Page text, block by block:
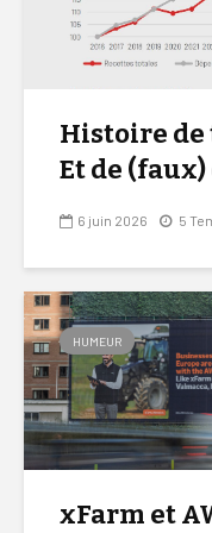
Histoire de
Et de
6 juin 2026 5
HUMEUR
xFarm et